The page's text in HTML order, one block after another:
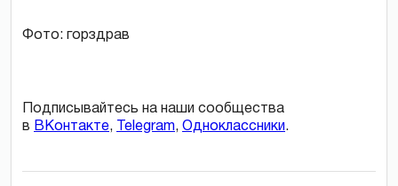
Фото: горздрав
Подписывайтесь на наши сообщества
в ВКонтакте, Telegram, Одноклассники .